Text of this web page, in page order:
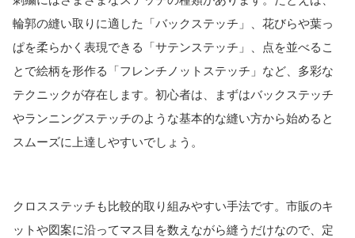
輪郭の縫い取りに適した「バックステッチ」、花びらや葉っ
ぱを柔らかく表現できる「サテンステッチ」、点を並べるこ
とで絵柄を形作る「フレンチノットステッチ」など、多彩な
テクニックが存在します。初心者は、まずはバックステッチ
やランニングステッチのような基本的な縫い方から始めると
スムーズに上達しやすいでしょう。
クロスステッチも比較的取り組みやすい手法です。市販のキ
ットや図案に沿ってマス目を数えながら縫うだけなので、定